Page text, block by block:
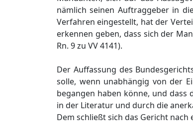
nämlich seinen Auftraggeber in
Verfahren eingestellt, hat der
erkennen geben, dass sich der
Rn. 9 zu VV 4141).
Der Auffassung des
solle, wenn unabhängig von der
begangen haben könne, und dass
in der Literatur und durch die
Dem schließt sich das Gericht